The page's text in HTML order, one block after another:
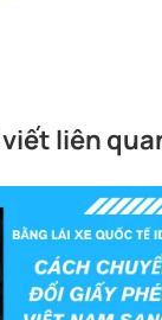
viết liên